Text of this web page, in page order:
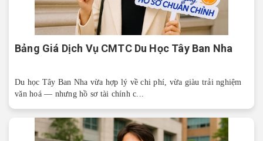
Bảng Giá Dịch Vụ CMTC Du Học Tây Ban Nha
Du học Tây Ban Nha vừa hợp lý về chi phí, vừa giàu trải nghiệm
văn hoá — nhưng hồ sơ tài chính c...